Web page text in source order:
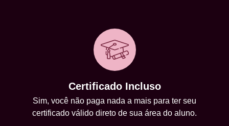
Certificado Incluso
Sim, você não paga nada a mais para ter seu
certificado válido direto de sua área do aluno.